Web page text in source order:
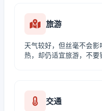
旅游
天气较好，但丝毫不会
热，却仍适宜旅游，不要
交通